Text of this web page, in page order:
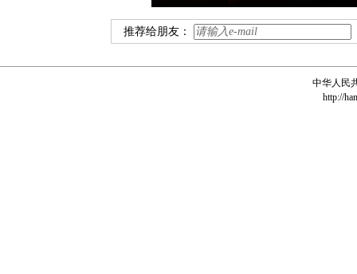
推荐给朋友：
中华人民
http://